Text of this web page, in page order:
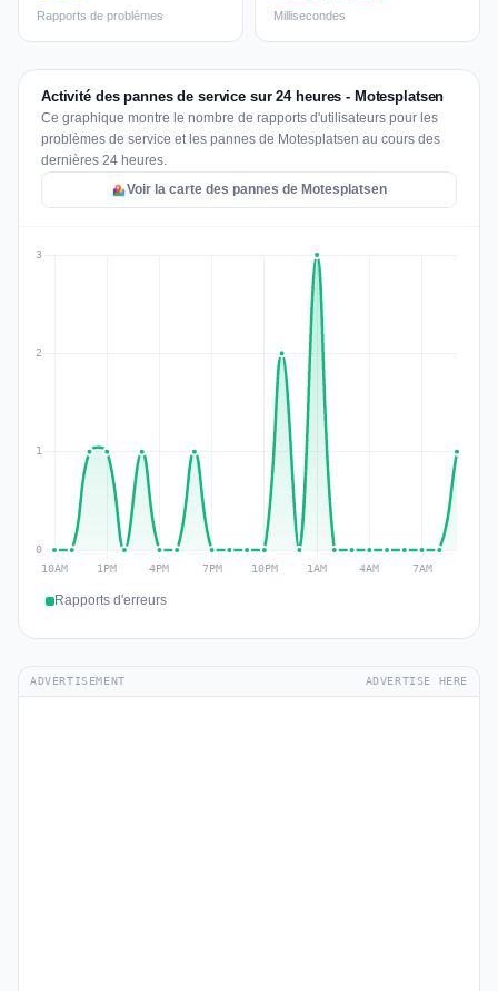
Rapports de problèmes Millisecondes
Activité des pannes de service sur 24 heures - Motesplatsen
Ce graphique montre le nombre de rapports d'utilisateurs pour les
problèmes de service et les pannes de Motesplatsen au cours des
dernières 24 heures.
Voir la carte des pannes de Motesplatsen
Rapports d'erreurs
ADVERTISEMENT ADVERTISE HERE